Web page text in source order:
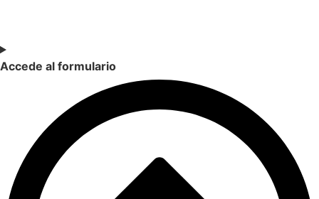
Accede al formulario